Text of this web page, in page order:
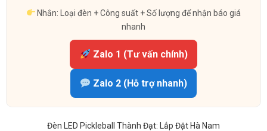
Nhắn: Loại đèn + Công suất + Số lượng để nhận báo giá
nhanh
Zalo 1 (Tư vấn chính)
Zalo 2 (Hỗ trợ nhanh)
Đèn LED Pickleball Thành Đạt: Lắp Đặt Hà Nam